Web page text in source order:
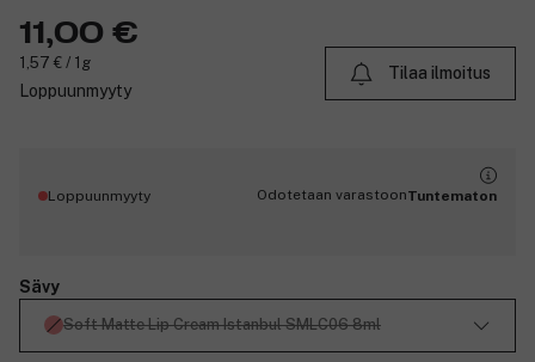
11,00 €
1,57 € / 1g
Loppuunmyyty
Tilaa ilmoitus
Loppuunmyyty Odotetaan varastoonTuntematon
Sävy
Soft Matte Lip Cream Istanbul SMLC06 8ml